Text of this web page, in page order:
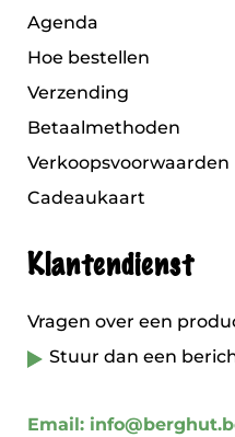
Agenda
Hoe bestellen
Verzending
Betaalmethoden
Verkoopsvoorwaarden
Cadeaukaart
Klantendienst
Vragen over een
Stuur dan een
Email: